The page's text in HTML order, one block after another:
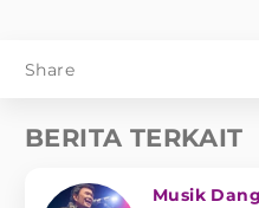
Share
BERITA TERKAIT
Musik